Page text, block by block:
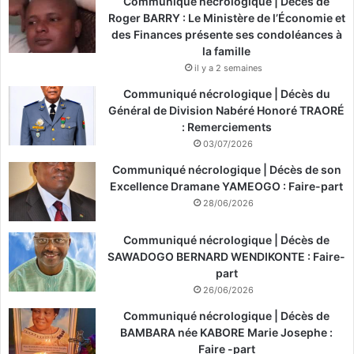
Roger BARRY : Le Ministère de l’Économie et
des Finances présente ses condoléances à
la famille
il y a 2 semaines
Communiqué nécrologique | Décès du
Général de Division Nabéré Honoré TRAORÉ
: Remerciements
03/07/2026
Communiqué nécrologique | Décès de son
Excellence Dramane YAMEOGO : Faire-part
28/06/2026
Communiqué nécrologique | Décès de
SAWADOGO BERNARD WENDIKONTE : Faire-
part
26/06/2026
Communiqué nécrologique | Décès de
BAMBARA née KABORE Marie Josephe :
Faire -part